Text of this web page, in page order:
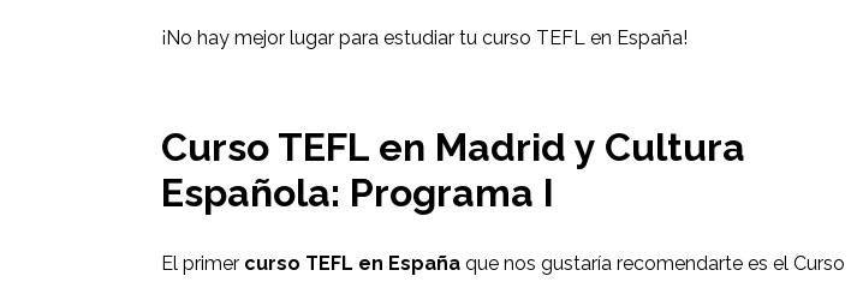
¡No hay mejor lugar para estudiar tu curso TEFL en España!
Curso TEFL en Madrid y Cultura
Española: Programa I
El primer curso TEFL en España que nos gustaría recomendarte es el Curso